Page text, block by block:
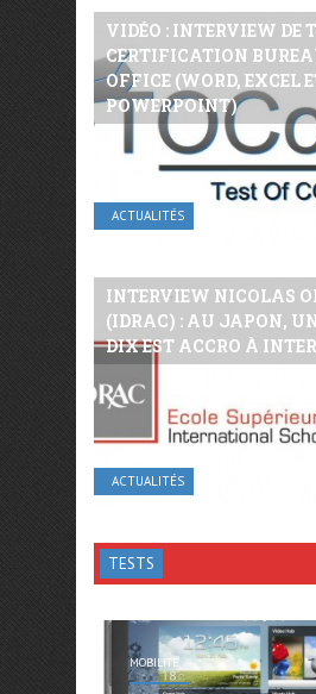
ACTUALITÉS
VIDÉO : INTERVIEW DE
CERTIFICATION
OFFICE (WORD, EXCEL
POWERPOINT)
ACTUALITÉS
INTERVIEW NICOLAS
(IDRAC) : AU JAPON,
DIX EST ACCRO À
TESTS
MOBILITÉ